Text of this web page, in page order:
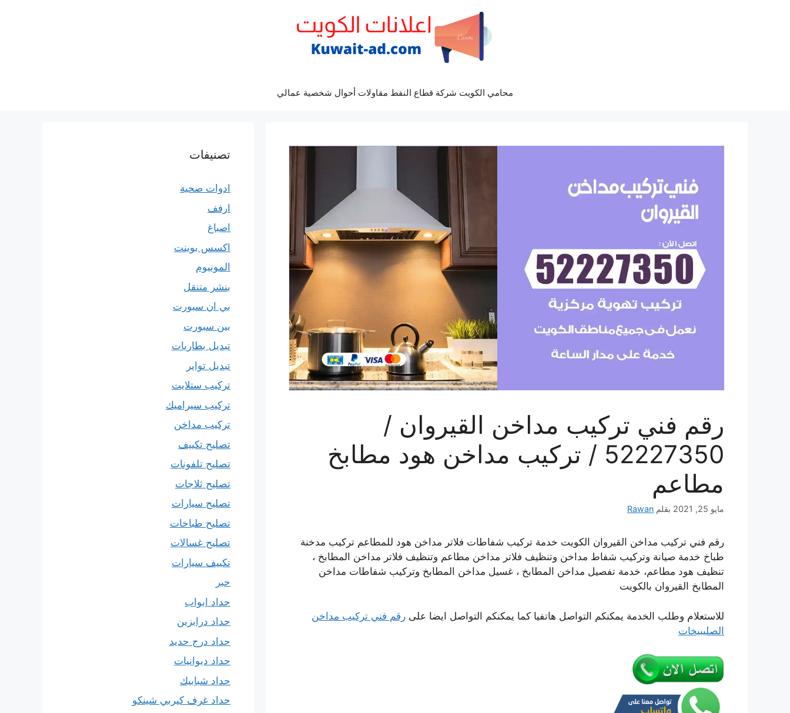
محامي الكويت شركة قطاع النفط مقاولات أحوال شخصية عمالي
رقم فني تركيب مداخن القيروان /
52227350 / تركيب مداخن هود مطابخ
مطاعم
مايو 25, 2021 بقلم Rawan
رقم فني تركيب مداخن القيروان الكويت خدمة تركيب شفاطات فلاتر مداخن هود للمطاعم تركيب مدخنة
طباخ خدمة صيانة وتركيب شفاط مداخن وتنظيف فلاتر مداخن مطاعم وتنظيف فلاتر مداخن المطابخ ،
تنظيف هود مطاعم، خدمة تفصيل مداخن المطابخ ، غسيل مداخن المطابخ وتركيب شفاطات مداخن
المطابخ القيروان بالكويت
للاستعلام وطلب الخدمة يمكنكم التواصل هاتفيا كما يمكنكم التواصل ايضا على رقم فني تركيب مداخن
الصليبيخات
تصنيفات
ادوات صحية
ارفف
اصباغ
اكسس بوينت
المونيوم
بنشر متنقل
بي ان سبورت
بين سبورت
تبديل بطاريات
تبديل تواير
تركيب ستلايت
تركيب سيراميك
تركيب مداخن
تصليح تكييف
تصليح تلفونات
تصليح ثلاجات
تصليح سيارات
تصليح طباخات
تصليح غسالات
تكييف سيارات
حبر
حداد ابواب
حداد درابزين
حداد درج حديد
حداد ديوانيات
حداد شبابيك
حداد غرف كيربي شينكو